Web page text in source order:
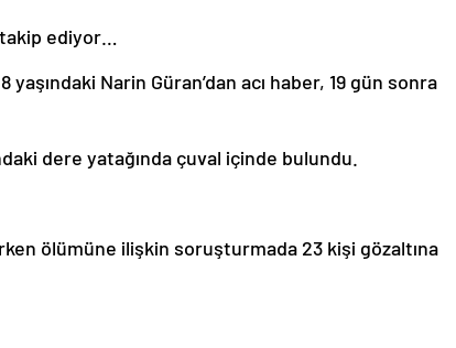
ediyor…
Narin Güran’dan acı haber, 19 gün sonra
dere yatağında çuval içinde bulundu.
ölümüne ilişkin soruşturmada 23 kişi gözaltına